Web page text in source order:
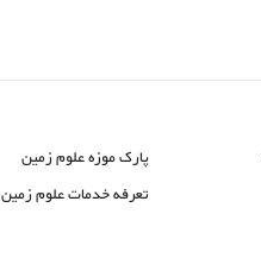
پارک موزه علوم زمین
تعرفه خدمات علوم زمین